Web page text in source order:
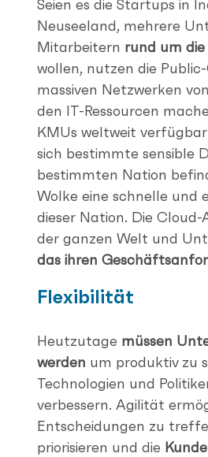
Seien es die Startups in
Neuseeland, mehrere
Mitarbeitern rund um
wollen, nutzen die
massiven Netzwerken
den IT-Ressourcen
KMUs weltweit
sich bestimmte sensible
bestimmten Nation
Wolke eine schnelle und
dieser Nation. Die
der ganzen Welt und
das ihren
Flexibilität
Heutzutage müssen
werden um produktiv zu
Technologien und
verbessern. Agilität
Entscheidungen zu
priorisieren und die